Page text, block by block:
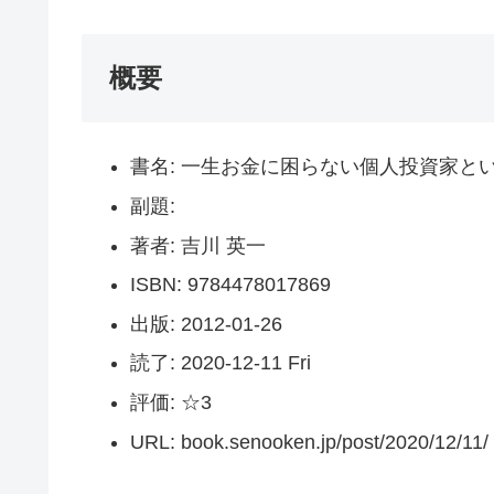
概要
書名: 一生お金に困らない個人投資家と
副題:
著者: 吉川 英一
ISBN: 9784478017869
出版: 2012-01-26
読了: 2020-12-11 Fri
評価: ☆3
URL: book.senooken.jp/post/2020/12/11/